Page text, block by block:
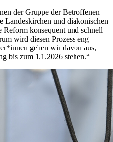
der Gruppe der Betroffenen
Landeskirchen und diakonischen
konsequent und schnell
wird diesen Prozess eng
gehen wir davon aus,
bis zum 1.1.2026 stehen.“